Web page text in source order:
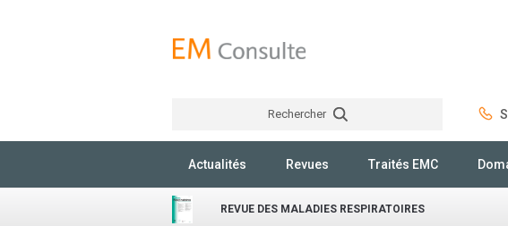
Rechercher
Actualités Revues Traités EMC
REVUE DES MALADIES RESPIRATOIRES